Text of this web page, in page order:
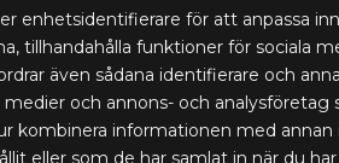
enhetsidentifierare för att anpassa
tillhandahålla funktioner för sociala
även sådana identifierare och
medier och annons- och
kombinera informationen med
eller som de har samlat in när du